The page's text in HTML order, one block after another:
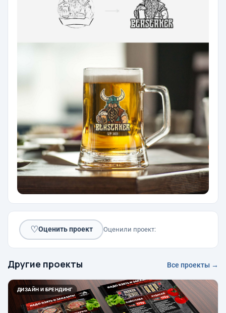
♡Оценить проект Оценили проект:
Другие проекты Все проекты →
ДИЗАЙН И БРЕНДИНГ